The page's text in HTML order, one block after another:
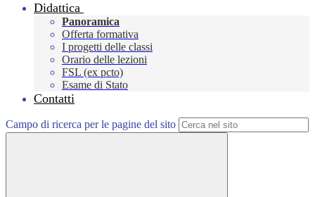
Didattica
Panoramica
Offerta formativa
I progetti delle classi
Orario delle lezioni
FSL (ex pcto)
Esame di Stato
Contatti
Campo di ricerca per le pagine del sito